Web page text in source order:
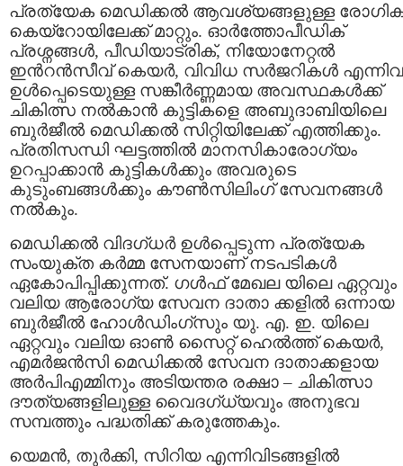
പ്രത്യേക മെഡിക്കൽ ആവശ്യങ്ങളുള്ള
കെയ്‌റോയിലേക്ക് മാറ്റും. ഓർത്തോപീഡിക്
പ്രശ്നങ്ങൾ, പീഡിയാട്രിക്, നിയോനേറ്റൽ
ഇന്‍റൻസീവ് കെയർ, വിവിധ സര്‍ജറികള്‍ എന്നിവ
ഉൾപ്പെടെയുള്ള സങ്കീർണ്ണമായ അവസ്ഥകൾക്ക്
ചികിത്സ നൽകാൻ കുട്ടികളെ അബുദാബിയിലെ
ബുർജീൽ മെഡിക്കൽ സിറ്റിയിലേക്ക് എത്തിക്കും.
പ്രതിസന്ധി ഘട്ടത്തിൽ മാനസികാരോഗ്യം
ഉറപ്പാക്കാൻ കുട്ടികൾക്കും അവരുടെ
കുടുംബങ്ങൾക്കും കൗൺസിലിംഗ് സേവനങ്ങൾ
നൽകും.
മെഡിക്കൽ വിദഗ്ധർ ഉൾപ്പെടുന്ന പ്രത്യേക
സംയുക്ത കർമ്മ സേനയാണ് നടപടികൾ
ഏകോപിപ്പിക്കുന്നത്. ഗള്‍ഫ് മേഖല യിലെ ഏറ്റവും
വലിയ ആരോഗ്യ സേവന ദാതാ ക്കളില്‍ ഒന്നായ
ബുർജീൽ ഹോൾഡിംഗ്സും യു. എ. ഇ. യിലെ
ഏറ്റവും വലിയ ഓൺ സൈറ്റ് ഹെൽത്ത് കെയർ,
എമർജൻസി മെഡിക്കൽ സേവന ദാതാക്കളായ
അർപിഎമ്മിനും അടിയന്തര രക്ഷാ – ചികിത്സാ
ദൗത്യങ്ങളിലുള്ള വൈദഗ്ധ്യവും അനുഭവ
സമ്പത്തും പദ്ധതിക്ക് കരുത്തേകും.
യെമൻ, തുർക്കി, സിറിയ എന്നിവിടങ്ങളിൽ